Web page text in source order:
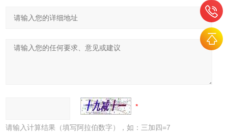
请输入计算结果（填写阿拉伯数字），如：三加四=7